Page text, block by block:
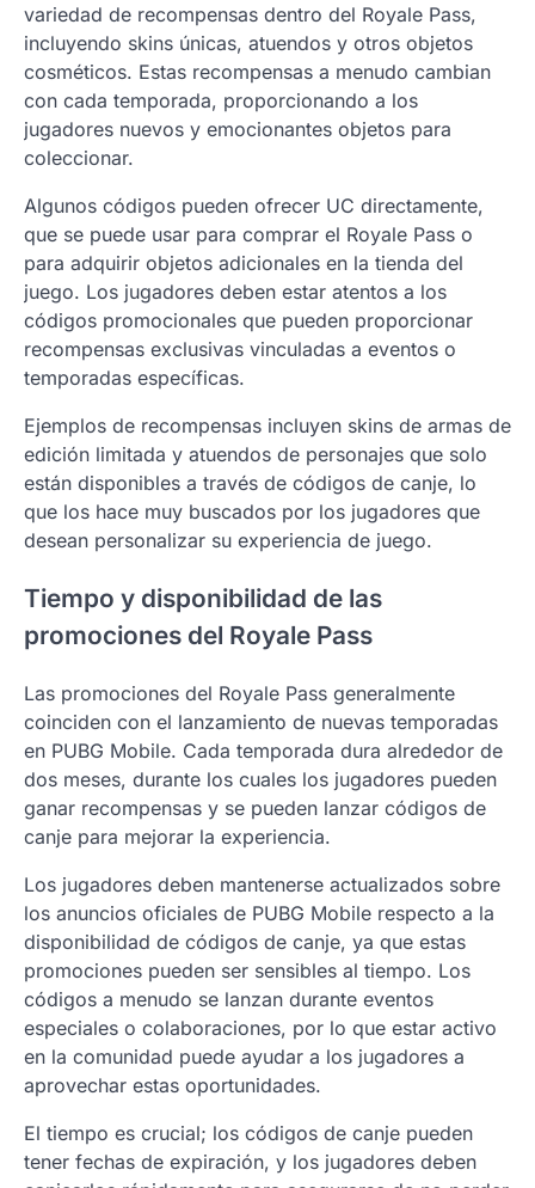
variedad de recompensas dentro del Royale Pass,
incluyendo skins únicas, atuendos y otros objetos
cosméticos. Estas recompensas a menudo cambian
con cada temporada, proporcionando a los
jugadores nuevos y emocionantes objetos para
coleccionar.
Algunos códigos pueden ofrecer UC directamente,
que se puede usar para comprar el Royale Pass o
para adquirir objetos adicionales en la tienda del
juego. Los jugadores deben estar atentos a los
códigos promocionales que pueden proporcionar
recompensas exclusivas vinculadas a eventos o
temporadas específicas.
Ejemplos de recompensas incluyen skins de armas de
edición limitada y atuendos de personajes que solo
están disponibles a través de códigos de canje, lo
que los hace muy buscados por los jugadores que
desean personalizar su experiencia de juego.
Tiempo y disponibilidad de las
promociones del Royale Pass
Las promociones del Royale Pass generalmente
coinciden con el lanzamiento de nuevas temporadas
en PUBG Mobile. Cada temporada dura alrededor de
dos meses, durante los cuales los jugadores pueden
ganar recompensas y se pueden lanzar códigos de
canje para mejorar la experiencia.
Los jugadores deben mantenerse actualizados sobre
los anuncios oficiales de PUBG Mobile respecto a la
disponibilidad de códigos de canje, ya que estas
promociones pueden ser sensibles al tiempo. Los
códigos a menudo se lanzan durante eventos
especiales o colaboraciones, por lo que estar activo
en la comunidad puede ayudar a los jugadores a
aprovechar estas oportunidades.
El tiempo es crucial; los códigos de canje pueden
tener fechas de expiración, y los jugadores deben